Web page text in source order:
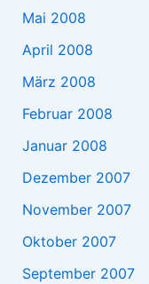
Mai 2008
April 2008
März 2008
Februar 2008
Januar 2008
Dezember 2007
November 2007
Oktober 2007
September 2007